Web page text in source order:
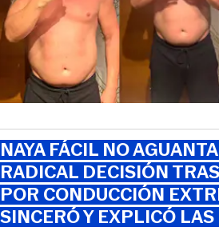
NAYA FÁCIL NO
RADICAL DECISIÓN
POR CONDUCCIÓN
SINCERÓ Y EXPLICÓ